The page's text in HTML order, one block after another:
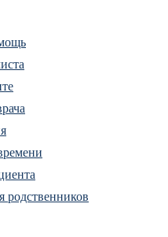
родственников